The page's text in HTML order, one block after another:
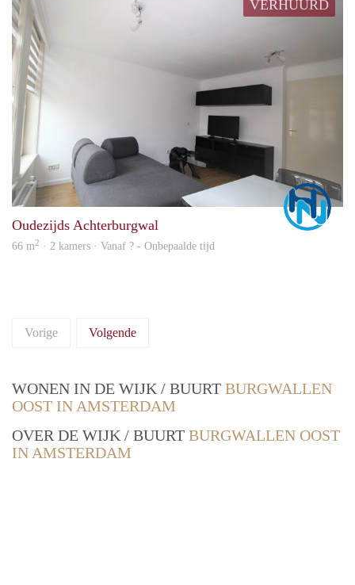
VERHUURD
Oudezijds Achterburgwal
66 m2 · 2 kamers · Vanaf ? - Onbepaalde tijd
Vorige Volgende
WONEN IN DE WIJK / BUURT BURGWALLEN
OOST IN AMSTERDAM
OVER DE WIJK / BUURT BURGWALLEN OOST
IN AMSTERDAM